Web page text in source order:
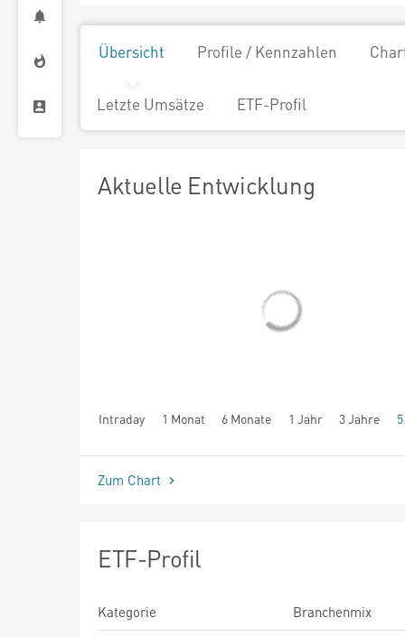
Übersicht Profile / Kennzahlen
Letzte Umsätze ETF-Profil
Aktuelle Entwicklung
Intraday 1 Monat 6 Monate 1 Jahr 3 Jahre
seit Beginn
Zum Chart
ETF-Profil
Kategorie
Branchenmix